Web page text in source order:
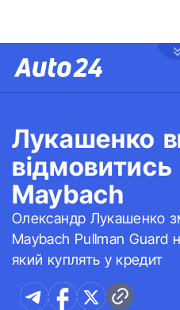
Лукашенко
відмовитись
Maybach
Олександр Лукашенко
Maybach Pullman Guard
який куплять у кредит